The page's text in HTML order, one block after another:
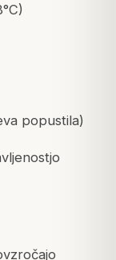
popustila)